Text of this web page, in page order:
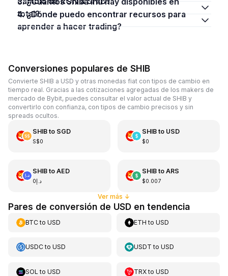
total?
4. ¿Dónde puedo encontrar recursos para
aprender a hacer trading?
Conversiones populares de SHIB
Convierte SHIB a USD y otras monedas fiat con tipos de cambio en
tiempo real. Gracias a las cotizaciones agregadas de los makers de
mercado de Bybit, puedes consultar el valor actual de SHIB y
convertirlo con confianza, con tipos de cambio precisos y sin
spreads ocultos.
SHIBto SGD
S$0
SHIBto USD
$0
SHIBto AED
د.إ0
SHIBto ARS
$0.007
Ver más ↓
Pares de conversión de USD en tendencia
BTCto USD ETH toUSD
USDCto USD USDT toUSD
SOL to USD TRXtoUSD